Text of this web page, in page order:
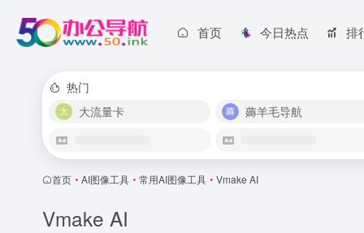
首页 今日热点 排
热门
大流量卡
薅羊毛导航
首页 • AI图像工具 • 常用AI图像工具 • Vmake AI
Vmake AI